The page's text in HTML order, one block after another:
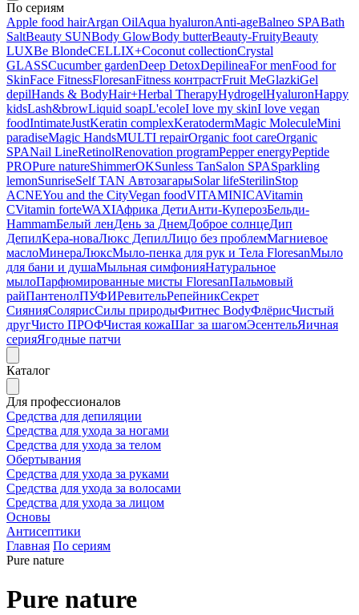
По сериям
Apple food hairArgan OilAqua hyaluronAnti-ageBalneo SPABath
SaltBeauty SUNBody GlowBody butterBeauty-FruityBeauty
LUXBe BlondeCELLIX+Coconut collectionCrystal
GLASSCucumber gardenDeep DetoxDepilineaFor menFood for
SkinFace FitnessFloresanFitness контрастFruit MeGlazkiGel
depilHands & BodyHair+Herbal TherapyHydrogelHyaluronHappy
kidsLash&browLiquid soapL'ecoleI love my skinI love vegan
foodIntimateJustKeratin complexKeratodermMagic MoleculeMini
paradiseMagic HandsMULTI repairOrganic foot careOrganic
SPANail LineRetinolRenovation programPepper energyPeptide
PROPure natureShimmerOKSunless TanSalon SPASparkling
lemonSunriseSelf TAN АвтозагарыSolar lifeSterilinStop
ACNEYou and the CityVegan foodVITAMINICAVitamin
CVitamin forteWAXIАфрика ДетиАнти-КуперозБельди-
HammamБелый ленДень за ДнемДоброе солнцеДип
ДепилKepa-новаЛюкс ДепилЛицо без проблемМагниевое
маслоМинераЛюксМыло-пенка для рук и Тела FloresanМыло
для бани и душаМыльная симфонияНатуральное
мылоПарфюмированные мисты FloresanПальмовый
райПантенолПУФИРевительРепейникСекрет
СиянияСолярисСилы природыФитнес BodyФлёрисЧистый
другЧисто ПРОФЧистая кожаШаг за шагомЭсентельЯичная
серияЯгодные патчи
Каталог
Для профессионалов
Средства для депиляции
Средства для ухода за ногами
Средства для ухода за телом
Обертывания
Средства для ухода за руками
Средства для ухода за волосами
Средства для ухода за лицом
Основы
Антисептики
Главная По сериям
Pure nature
Pure nature